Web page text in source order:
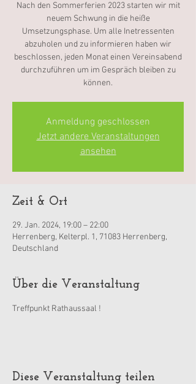
Nach den Sommerferien 2023 starten wir mit
neuem Schwung in die heiße
Umsetzungsphase. Um alle Inetressenten
abzuholen und zu informieren haben wir
beschlossen, jeden Monat einen Vereinsabend
durchzuführen um im Gespräch bleiben zu
können.
Anmeldung geschlossen
Jetzt andere Veranstaltungen
ansehen
Zeit & Ort
29. Jan. 2024, 19:00 – 22:00
Herrenberg, Kelterpl. 1, 71083 Herrenberg,
Deutschland
Über die Veranstaltung
Treffpunkt Rathaussaal !
Diese Veranstaltung teilen